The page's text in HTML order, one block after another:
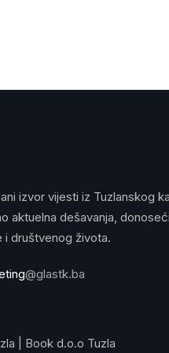
izvor vijesti iz Tuzlanskog
aktuelna dešavanja,
i društvenog života.
@glastk.ba
| Book d.o.o Tuzla